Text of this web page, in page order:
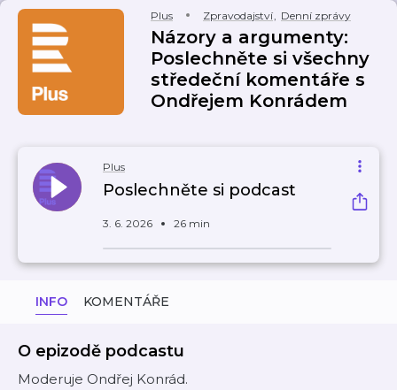
Plus Zpravodajství, Denní zprávy
Názory a argumenty:
Poslechněte si všechny
středeční komentáře s
Ondřejem Konrádem
Plus
Poslechněte si podcast
3. 6. 2026 26 min
INFO KOMENTÁŘE
O epizodě podcastu
Moderuje Ondřej Konrád.